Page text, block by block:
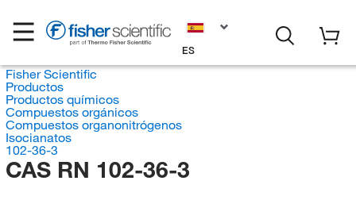
ES
Fisher Scientific
Productos
Productos químicos
Compuestos orgánicos
Compuestos organonitrógenos
Isocianatos
102-36-3
CAS RN 102-36-3